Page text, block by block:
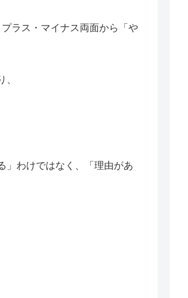
ラス・マイナス両面から「や
、
」わけではなく、「理由があ